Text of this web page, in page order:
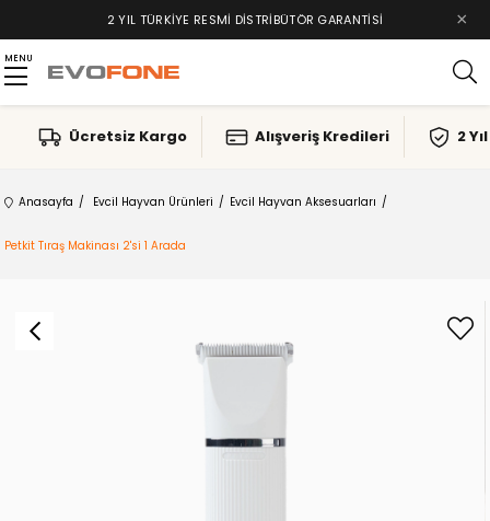
2 YIL TÜRKIYE RESMI DISTRIBÜTÖR GARANTISI
TAKSIT İMKANLARI, ALIŞVERIŞ KREDILERI ×
MENU
Ücretsiz Kargo Alışveriş Kredileri 2
Anasayfa Evcil Hayvan Ürünleri Evcil Hayvan Aksesuarları
Petkit Tıraş Makinası 2'si 1 Arada